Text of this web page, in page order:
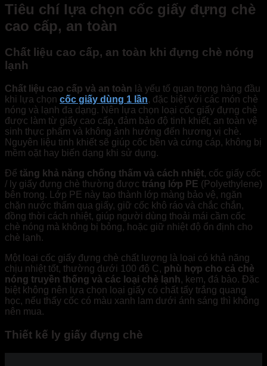
Tiêu chí lựa chọn cốc giấy đựng chè
cao cấp, an toàn
Chất liệu cao cấp, an toàn khi đựng chè nóng
lạnh
Chất liệu cao cấp và an toàn là yếu tố quan trọng hàng đầu
khi lựa chọn cốc giấy dùng 1 lần, đặc biệt với các món chè
nóng và lạnh đa dạng. Nên lựa chọn loại cốc giấy đựng chè
được làm từ giấy cao cấp, đảm bảo độ tinh khiết, an toàn vệ
sinh thực phẩm và không ảnh hưởng đến hương vị chè.
Nguyên liệu tinh khiết sẽ giúp cốc bền và cứng cáp, không bị
mềm oặt hay biến dạng khi sử dụng.
Để tăng khả năng chống thấm và cách nhiệt, cốc giấy cốc
/ ly giấy đựng chè thường được tráng lớp PE (Polyethylene)
bên trong. Lớp PE này tạo thành lớp màng bảo vệ, ngăn
chặn nước thấm qua giấy, giữ cốc khô ráo và chắc chắn,
đồng thời cách nhiệt, giúp người dùng thoải mái cầm cốc
chè nóng mà không bị bỏng, hoặc giữ nhiệt độ ổn định cho
chè lạnh.
Một loại cốc giấy đựng chè chất lượng là loại có khả năng
chịu nhiệt tốt, thường dưới 100 độ C, phù hợp cho cả chè
nóng truyền thống và các loại chè lạnh, kem, đá bào. Đặc
biệt không nên lựa chọn loại giấy có chất tẩy trắng quang
học, nếu thấy cốc có màu xanh lam dưới ánh sáng thì không
nên mua.
Thiết kế ly giấy đựng chè